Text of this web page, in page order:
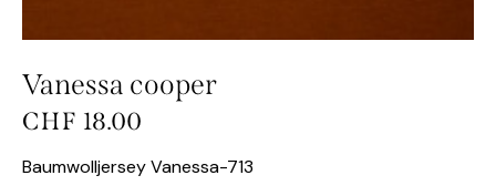
Vanessa cooper
CHF 18.00
Baumwolljersey Vanessa-713